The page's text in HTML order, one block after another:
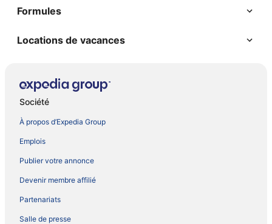
Formules
Locations de vacances
Société
À propos d’Expedia Group
Emplois
Publier votre annonce
Devenir membre affilié
Partenariats
Salle de presse